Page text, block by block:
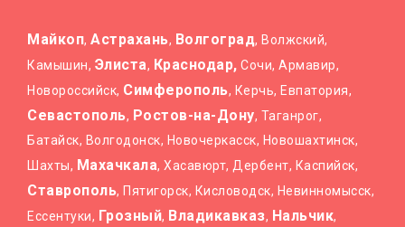
Майкоп, Астрахань, Волгоград, Волжский,
Камышин, Элиста, Краснодар, Сочи, Армавир,
Новороссийск, Симферополь, Керчь, Евпатория,
Севастополь, Ростов-на-Дону, Таганрог,
Батайск, Волгодонск, Новочеркасск, Новошахтинск,
Шахты, Махачкала, Хасавюрт, Дербент, Каспийск,
Ставрополь, Пятигорск, Кисловодск, Невинномысск,
Ессентуки, Грозный, Владикавказ, Нальчик,